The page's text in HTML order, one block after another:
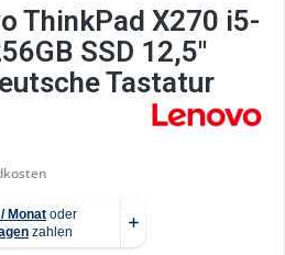
ThinkPad X270 i5-
SSD 12,5"
Tastatur